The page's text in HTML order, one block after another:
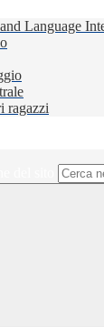
Language
ragazzi